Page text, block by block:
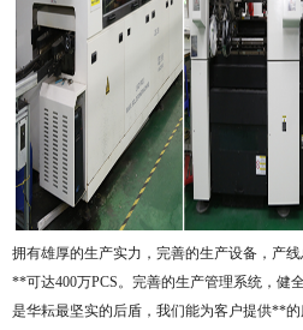
拥有雄厚的生产实力，完善的生产设备，产
**可达400万PCS。完善的生产管理系统，健
是华耘最坚实的后盾，我们能为客户提供**